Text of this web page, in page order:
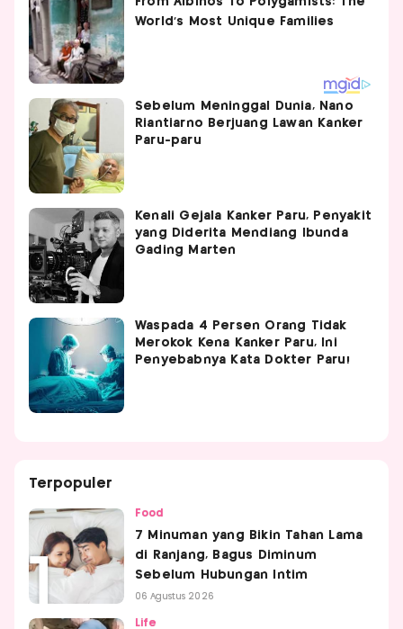
Sebelum Meninggal Dunia, Nano
Riantiarno Berjuang Lawan Kanker
Paru-paru
Kenali Gejala Kanker Paru, Penyakit
yang Diderita Mendiang Ibunda
Gading Marten
Waspada 4 Persen Orang Tidak
Merokok Kena Kanker Paru, Ini
Penyebabnya Kata Dokter Paru!
Terpopuler
Food
7 Minuman yang Bikin Tahan Lama
di Ranjang, Bagus Diminum
Sebelum Hubungan Intim
06 Agustus 2026
Life